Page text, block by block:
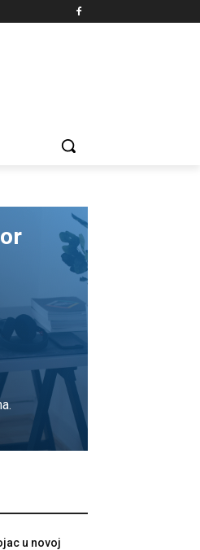
u novoj